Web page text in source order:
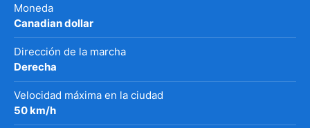
Moneda
Canadian dollar
Dirección de la marcha
Derecha
Velocidad máxima en la ciudad
50 km/h